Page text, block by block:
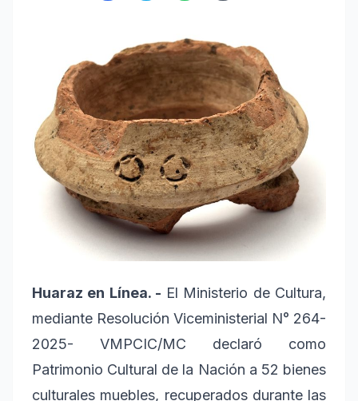
Huaraz en Línea. - El Ministerio de Cultura,
mediante Resolución Viceministerial N° 264-
2025- VMPCIC/MC declaró como
Patrimonio Cultural de la Nación a 52 bienes
culturales muebles, recuperados durante las